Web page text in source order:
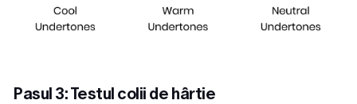
Pasul 3: Testul colii de hârtie